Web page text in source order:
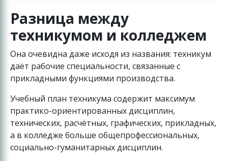
Разница между
техникумом и колледжем
Она очевидна даже исходя из названия: техникум
даёт рабочие специальности, связанные с
прикладными функциями производства.
Учебный план техникума содержит максимум
практико-ориентированных дисциплин,
технических, расчётных, графических, прикладных,
а в колледже больше общепрофессиональных,
социально-гуманитарных дисциплин.